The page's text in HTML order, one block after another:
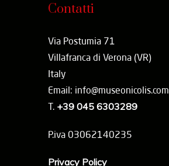
Contatti
Via Postumia 71
Villafranca di Verona (VR)
Italy
Email: info@museonicolis.com
T. +39 045 6303289
P.iva 03062140235
Privacy Policy